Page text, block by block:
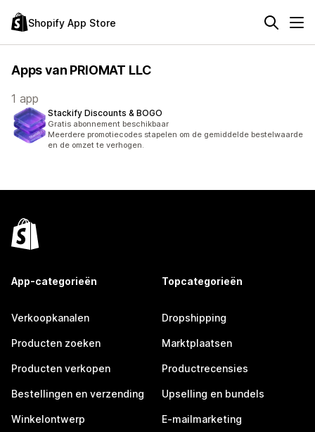
Shopify App Store
Apps van PRIOMAT LLC
1 app
Stackify Discounts & BOGO
Gratis abonnement beschikbaar
Meerdere promotiecodes stapelen om de gemiddelde bestelwaarde
en de omzet te verhogen.
App-categorieën
Verkoopkanalen
Producten zoeken
Producten verkopen
Bestellingen en verzending
Winkelontwerp
Topcategorieën
Dropshipping
Marktplaatsen
Productrecensies
Upselling en bundels
E-mailmarketing